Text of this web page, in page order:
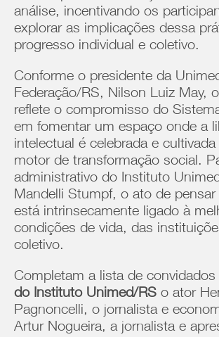
análise, incentivando os
explorar as implicações dessa
progresso individual e coletivo.
Conforme o presidente da
Federação/RS, Nilson Luiz May,
reflete o compromisso do
em fomentar um espaço onde a
intelectual é celebrada e
motor de transformação social.
administrativo do Instituto
Mandelli Stumpf, o ato de pensar
está intrinsecamente ligado à
condições de vida, das
coletivo.
Completam a lista de convidados
do Instituto Unimed/RS o ator
Pagnoncelli, o jornalista e
Artur Nogueira, a jornalista e